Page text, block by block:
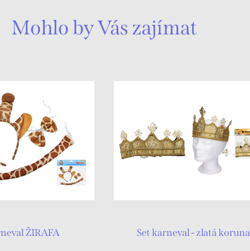
Mohlo by Vás zajímat
ŽIRAFA Set karneval - zlatá koruna